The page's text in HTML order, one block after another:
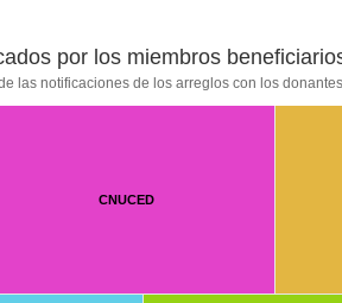
por los miembros
las notificaciones de los arreglos con los
CNUCED